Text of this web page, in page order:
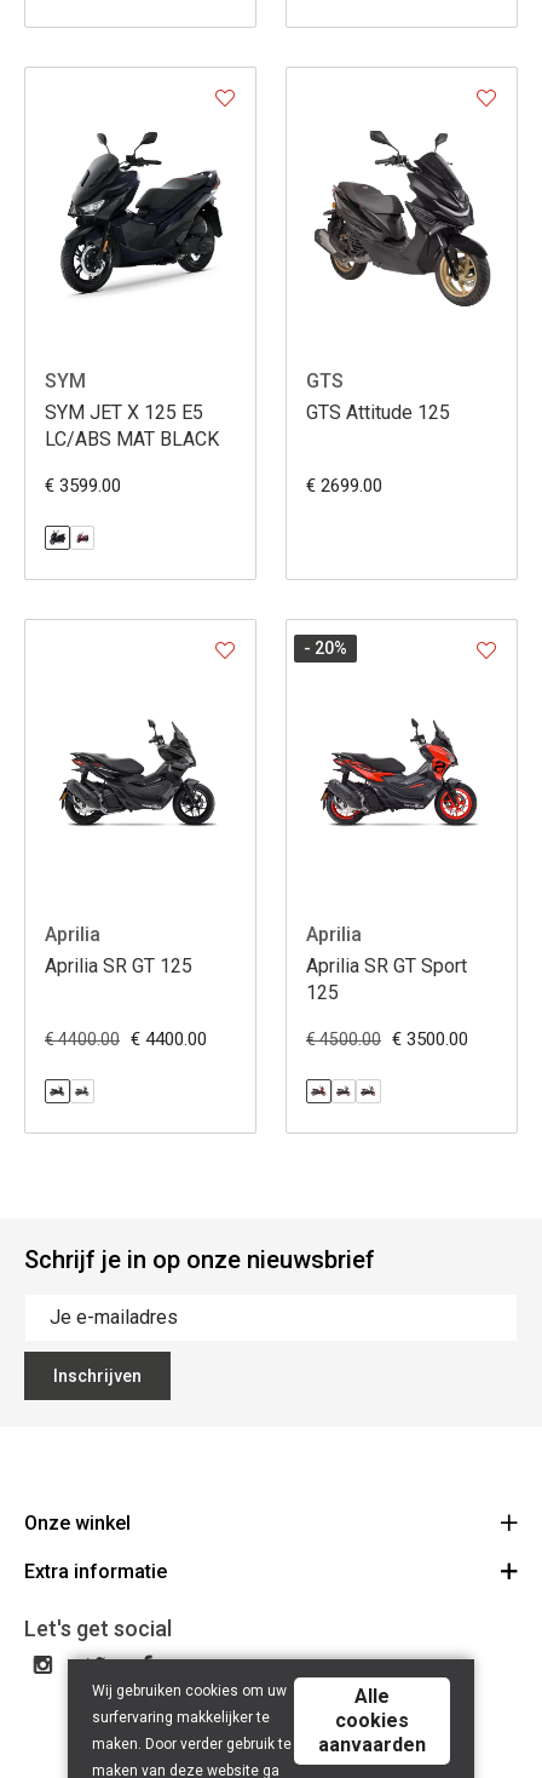
SYM
SYM JET X 125 E5
LC/ABS MAT BLACK
€ 3599.00
GTS
GTS Attitude 125
€ 2699.00
Aprilia
Aprilia SR GT 125
€ 4400.00 € 4400.00
Aprilia
Aprilia SR GT Sport
125
€ 4500.00 € 3500.00
- 20%
Schrijf je in op onze nieuwsbrief
Inschrijven
Onze winkel
Lippenslaan 12
Route
Tel: +32 50 62 83 43
BE 0464.125.105
Extra informatie
Algemene Voorwaarden
Privacy Policy
Let's get social
Wij gebruiken cookies om uw
surfervaring makkelijker te
maken. Door verder gebruik te
maken van deze website ga
Alle
cookies
aanvaarden